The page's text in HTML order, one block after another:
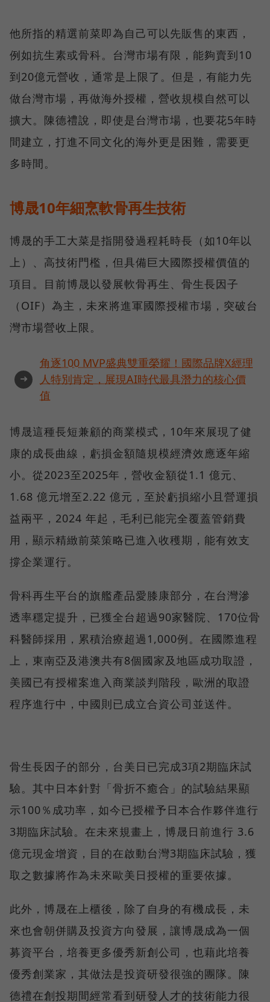
他所指的精選前菜即為自己可以先販售的東西，
例如抗生素或骨科。台灣市場有限，能夠賣到10
到20億元營收，通常是上限了。但是，有能力先
做台灣市場，再做海外授權，營收規模自然可以
擴大。陳德禮說，即使是台灣市場，也要花5年時
間建立，打進不同文化的海外更是困難，需要更
多時間。
博晟10年細烹軟骨再生技術
博晟的手工大菜是指開發過程耗時長（如10年以
上）、高技術門檻，但具備巨大國際授權價值的
項目。目前博晟以發展軟骨再生、骨生長因子
（OIF）為主，未來將進軍國際授權市場，突破台
灣市場營收上限。
➜
角逐100 MVP盛典雙重榮耀！國際品牌X經理
人特別肯定，展現AI時代最具潛力的核心價
值
博晟這種長短兼顧的商業模式，10年來展現了健
康的成長曲線，虧損金額隨規模經濟效應逐年縮
小。從2023至2025年，營收金額從1.1 億元、
1.68 億元增至2.22 億元，至於虧損縮小且營運損
益兩平，2024 年起，毛利已能完全覆蓋管銷費
用，顯示精緻前菜策略已進入收穫期，能有效支
撐企業運行。
骨科再生平台的旗艦產品愛膝康部分，在台灣滲
透率穩定提升，已獲全台超過90家醫院、170位骨
科醫師採用，累積治療超過1,000例。在國際進程
上，東南亞及港澳共有8個國家及地區成功取證，
美國已有授權案進入商業談判階段，歐洲的取證
程序進行中，中國則已成立合資公司並送件。
骨生長因子的部分，台美日已完成3項2期臨床試
驗。其中日本針對「骨折不癒合」的試驗結果顯
示100％成功率，如今已授權予日本合作夥伴進行
3期臨床試驗。在未來規畫上，博晟日前進行 3.6
億元現金增資，目的在啟動台灣3期臨床試驗，獲
取之數據將作為未來歐美日授權的重要依據。
此外，博晟在上櫃後，除了自身的有機成長，未
來也會朝併購及投資方向發展，讓博晟成為一個
募資平台，培養更多優秀新創公司，也藉此培養
優秀創業家，其做法是投資研發很強的團隊。陳
德禮在創投期間經常看到研發人才的技術能力很